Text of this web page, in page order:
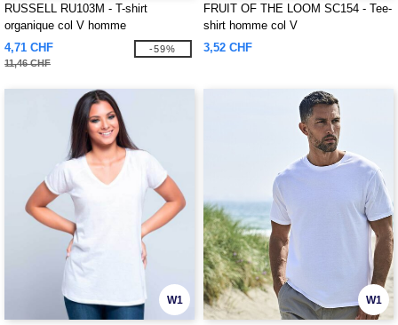
RUSSELL RU103M - T-shirt
organique col V homme
4,71 CHF
11,46 CHF
-59%
FRUIT OF THE LOOM SC154 - Tee-
shirt homme col V
3,52 CHF
W1 W1